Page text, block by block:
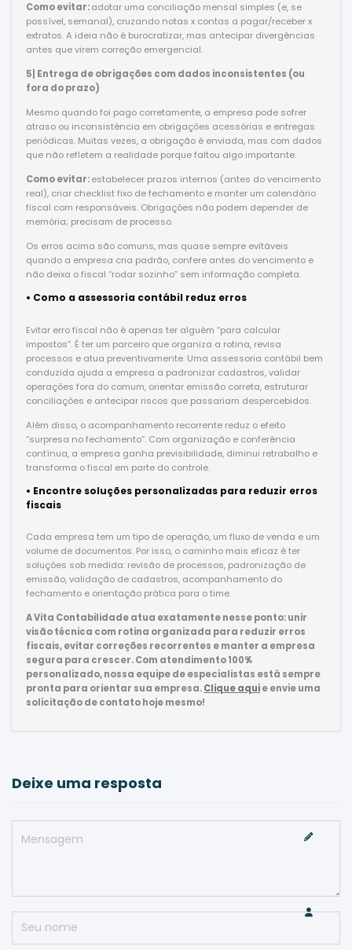
Como evitar:adotar uma conciliação mensal simples (e, se
possível, semanal), cruzando notas x contas a pagar/receber x
extratos. A ideia não é burocratizar, mas antecipar divergências
antes que virem correção emergencial.
5| Entrega de obrigações com dados inconsistentes (ou
fora do prazo)
Mesmo quando foi pago corretamente, a empresa pode sofrer
atraso ou inconsistência em obrigações acessórias e entregas
periódicas. Muitas vezes, a obrigação é enviada, mas com dados
que não refletem a realidade porque faltou algo importante.
Como evitar:estabelecer prazos internos (antes do vencimento
real), criar checklist fixo de fechamento e manter um calendário
fiscal com responsáveis. Obrigações não podem depender de
memória; precisam de processo.
Os erros acima são comuns, mas quase sempre evitáveis
quando a empresa cria padrão, confere antes do vencimento e
não deixa o fiscal “rodar sozinho” sem informação completa.
• Como a assessoria contábil reduz erros
Evitar erro fiscal não é apenas ter alguém “para calcular
impostos”. É ter um parceiro que organiza a rotina, revisa
processos e atua preventivamente. Uma assessoria contábil bem
conduzida ajuda a empresa a padronizar cadastros, validar
operações fora do comum, orientar emissão correta, estruturar
conciliações e antecipar riscos que passariam despercebidos.
Além disso, o acompanhamento recorrente reduz o efeito
“surpresa no fechamento”. Com organização e conferência
contínua, a empresa ganha previsibilidade, diminui retrabalho e
transforma o fiscal em parte do controle.
• Encontre soluções personalizadas para reduzir erros
fiscais
Cada empresa tem um tipo de operação, um fluxo de venda e um
volume de documentos. Por isso, o caminho mais eficaz é ter
soluções sob medida: revisão de processos, padronização de
emissão, validação de cadastros, acompanhamento do
fechamento e orientação prática para o time.
A Vita Contabilidade atua exatamente nesse ponto: unir
visão técnica com rotina organizada para reduzir erros
fiscais, evitar correções recorrentes e manter a empresa
segura para crescer. Com atendimento 100%
personalizado, nossa equipe de especialistas está sempre
pronta para orientar sua empresa.Clique aquie envie uma
solicitação de contato hoje mesmo!
Deixe uma resposta